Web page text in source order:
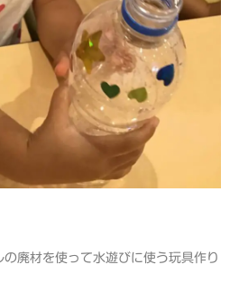
廃材を使って水遊びに使う玩具作り